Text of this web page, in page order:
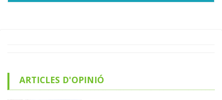
ARTICLES D'OPINIÓ